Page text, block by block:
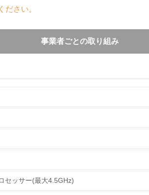
さい。
事業者ごとの取り組み
料金で複数年サポートする有償の
121）にて確認することができま
準拠した、環境アセスメントを実
セッサー(最大4.5GHz)